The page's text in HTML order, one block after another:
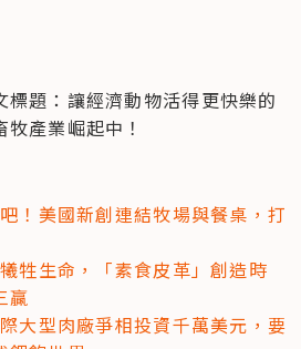
標題：讓經濟動物活得更快樂的
牧產業崛起中！
！美國新創連結牧場與餐桌，打
牲生命，「素食皮革」創造時
贏
大型肉廠爭相投資千萬美元，要